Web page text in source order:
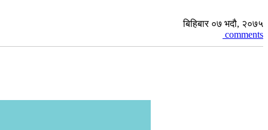
बिहिबार ०७ भदौ, २०७५
comments